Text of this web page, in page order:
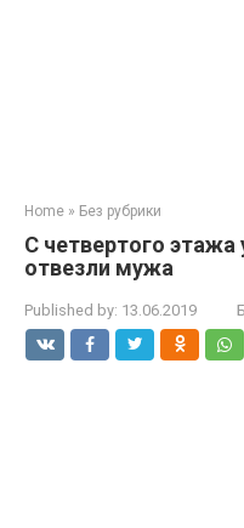
Home » Без рубрики
С четвертого этажа
отвезли мужа
Published by: 13.06.2019